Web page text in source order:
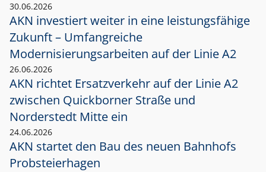
30.06.2026
AKN investiert weiter in eine leistungsfähige
Zukunft – Umfangreiche
Modernisierungsarbeiten auf der Linie A2
26.06.2026
AKN richtet Ersatzverkehr auf der Linie A2
zwischen Quickborner Straße und
Norderstedt Mitte ein
24.06.2026
AKN startet den Bau des neuen Bahnhofs
Probsteierhagen